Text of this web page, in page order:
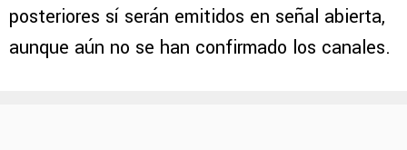
posteriores sí serán emitidos en señal abierta,
aunque aún no se han confirmado los canales.